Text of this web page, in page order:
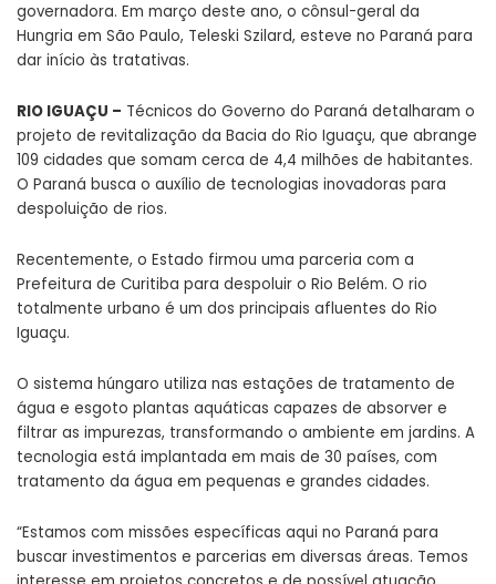
governadora. Em março deste ano, o cônsul-geral da
Hungria em São Paulo, Teleski Szilard, esteve no Paraná para
dar início às tratativas.
RIO IGUAÇU – Técnicos do Governo do Paraná detalharam o
projeto de revitalização da Bacia do Rio Iguaçu, que abrange
109 cidades que somam cerca de 4,4 milhões de habitantes.
O Paraná busca o auxílio de tecnologias inovadoras para
despoluição de rios.
Recentemente, o Estado firmou uma parceria com a
Prefeitura de Curitiba para despoluir o Rio Belém. O rio
totalmente urbano é um dos principais afluentes do Rio
Iguaçu.
O sistema húngaro utiliza nas estações de tratamento de
água e esgoto plantas aquáticas capazes de absorver e
filtrar as impurezas, transformando o ambiente em jardins. A
tecnologia está implantada em mais de 30 países, com
tratamento da água em pequenas e grandes cidades.
“Estamos com missões específicas aqui no Paraná para
buscar investimentos e parcerias em diversas áreas. Temos